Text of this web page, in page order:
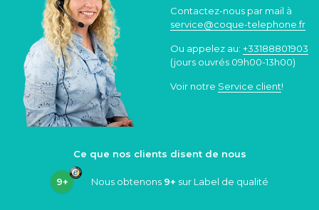
Contactez-nous par mail à
service@coque-telephone.fr
Ou appelez au: +33188801903
(jours ouvrés 09h00-13h00)
Voir notre Service client!
Ce que nos clients disent de nous
9+ Nous obtenons 9+ sur Label de qualité